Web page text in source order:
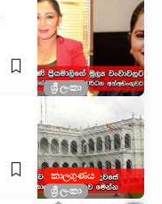
ශ්‍රී ලංකා
කාලගුණය
ශ්‍රී ලංකා